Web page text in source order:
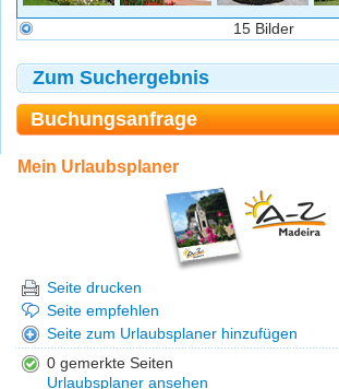
15 Bilder
Zum Suchergebnis
Buchungsanfrage
Mein Urlaubsplaner
Seite drucken
Seite empfehlen
Seite zum Urlaubsplaner hinzufügen
0 gemerkte Seiten
Urlaubsplaner ansehen